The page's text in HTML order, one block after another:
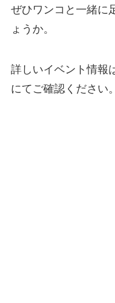
ぜひワンコと一緒に
ょうか。
詳しいイベント情報
にてご確認ください。